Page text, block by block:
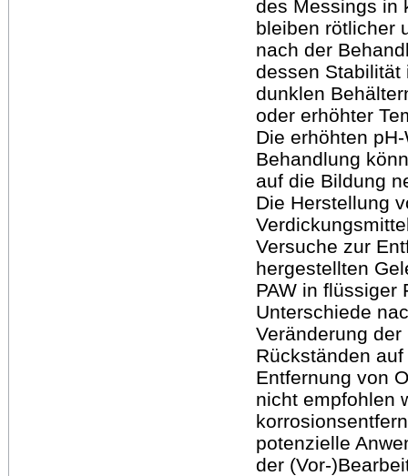
des Messings in
bleiben rötlicher
nach der
dessen Stabilität
dunklen
oder erhöhter
Die erhöhten
Behandlung
auf die Bildung
Die Herstellung
Versuche zur
hergestellten
PAW in flüssiger
Unterschiede
Veränderung
Rückständen
Entfernung von
nicht empfohlen
potenzielle
der (Vor-